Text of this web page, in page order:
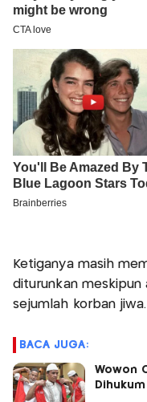
Ketiganya masih
diturunkan
sejumlah korban jiwa.
BACA JUGA:
Wowon